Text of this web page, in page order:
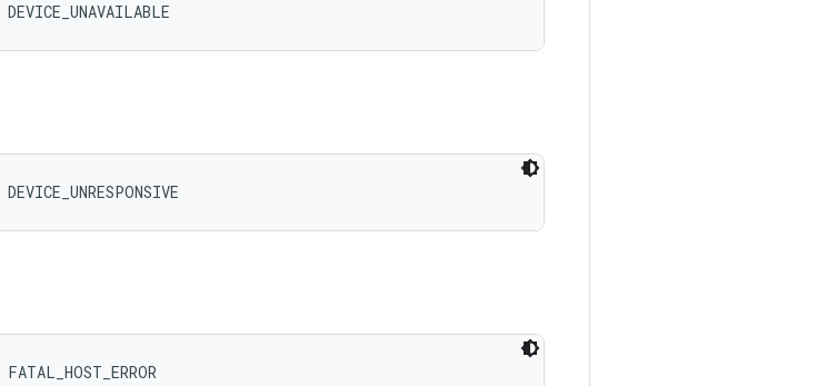
DEVICE_UNAVAILABLE
DEVICE_UNRESPONSIVE
FATAL_HOST_ERROR